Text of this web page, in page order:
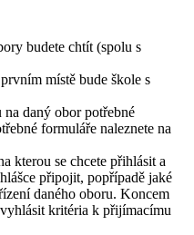
budete chtít (spolu s
místě bude škole s
daný obor potřebné
formuláře naleznete na
kterou se chcete přihlásit a
připojit, popřípadě jaké
daného oboru. Koncem
kritéria k přijímacímu